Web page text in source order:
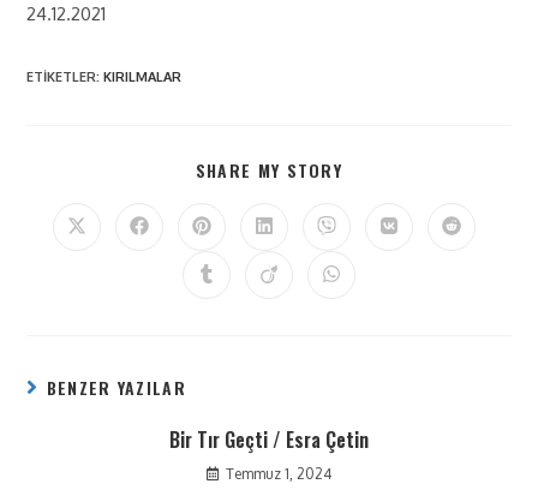
24.12.2021
ETIKETLER:KIRILMALAR
SHARE MY STORY
BENZER YAZILAR
Bir Tır Geçti / Esra Çetin
Temmuz 1, 2024